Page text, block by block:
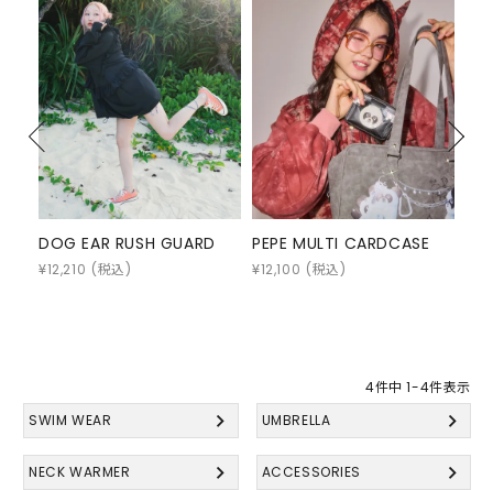
DOG EAR RUSH GUARD
¥12,210 (税込)
PEPE MULTI CARDCASE
¥12,100 (税込)
4件中 1-4件表示
SWIM WEAR
UMBRELLA
NECK WARMER ACCESSORIES